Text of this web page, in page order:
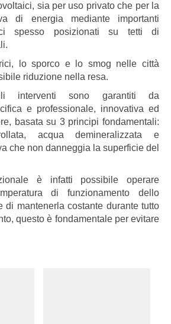
sia per uso privato che per la
di energia mediante importanti
spesso posizionati su tetti di
lo sporco e lo smog nelle città
riduzione nella resa.
interventi sono garantiti da
e professionale, innovativa ed
basata su 3 principi fondamentali:
acqua demineralizzata e
che non danneggia la superficie del
è infatti possibile operare
di funzionamento dello
di mantenerla costante durante tutto
questo è fondamentale per evitare